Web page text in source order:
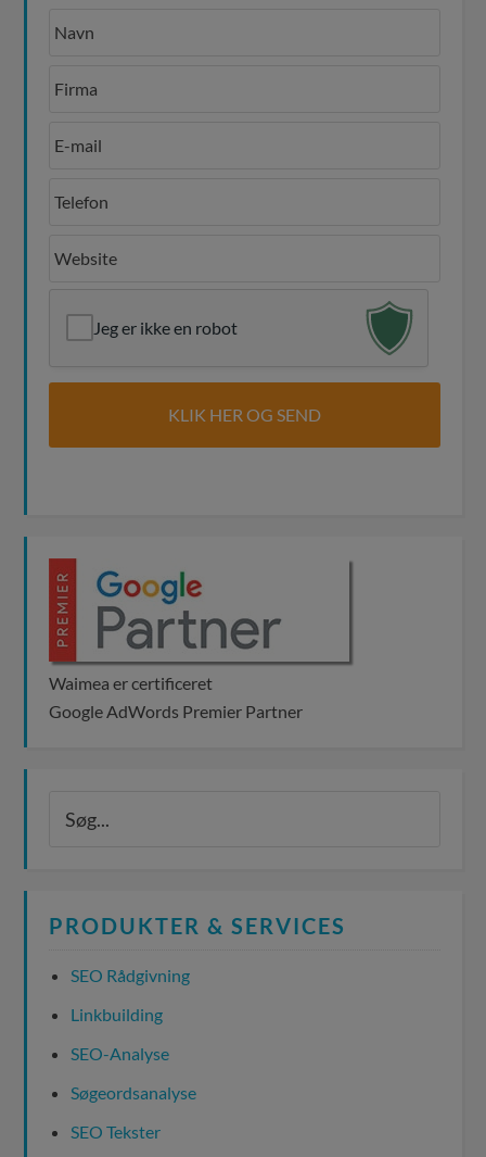
Jeg er ikke en robot
Waimea er certificeret
Google AdWords Premier Partner
PRODUKTER & SERVICES
SEO Rådgivning
Linkbuilding
SEO-Analyse
Søgeordsanalyse
SEO Tekster